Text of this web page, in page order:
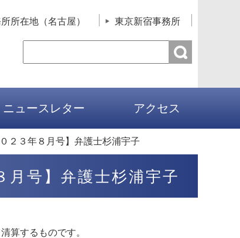
所在地（名古屋） 東京新宿事務所
ニュースレター アクセス
２３年８月号】弁護士杉浦宇子
号】弁護士杉浦宇子
算するものです。